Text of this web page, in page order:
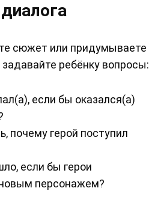
сюжет или придумываете
ребёнку вопросы:
если бы оказался(а)
почему герой поступил
если бы герои
персонажем?